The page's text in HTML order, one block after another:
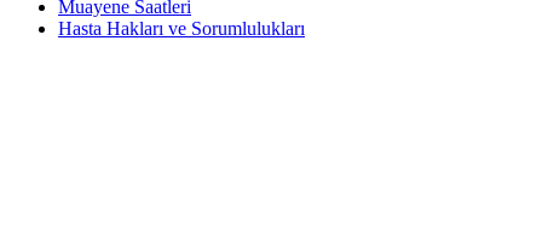
Muayene Saatleri
Hasta Hakları ve Sorumlulukları